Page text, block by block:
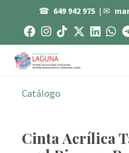
☎ 649 942 975 | ✉
Catálogo
Cinta Acrílica